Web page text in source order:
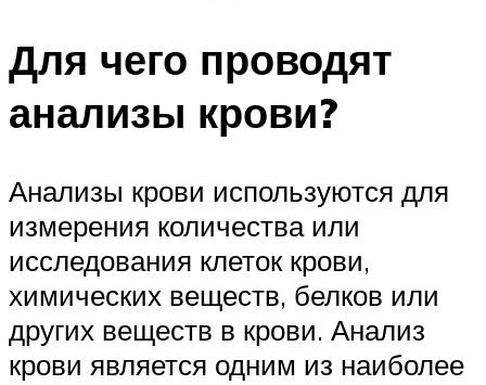
Для чего проводят
анализы крови?
Анализы крови используются для
измерения количества или
исследования клеток крови,
химических веществ, белков или
других веществ в крови. Анализ
крови является одним из наиболее